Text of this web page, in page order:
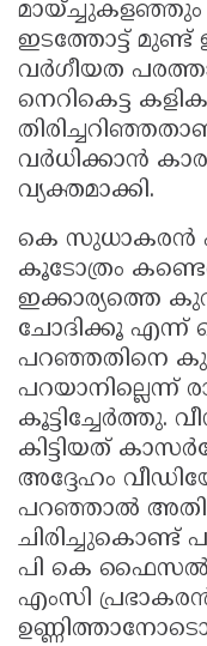
മായ്ച്ചുകളഞ്ഞും
ഇടത്തോട്ട് മുണ്ട്
വർഗീയത
നെറികെട്ട
വർധിക്കാൻ
വ്യക്തമാക്കി.
കെ സുധാകരൻ
കൂടോത്രം
ഇക്കാര്യത്തെ
ചോദിക്കൂ എന്ന്
പറഞ്ഞതിനെ
കൂട്ടിച്ചേർത്തു.
കിട്ടിയത്
അദ്ദേഹം
പറഞ്ഞാൽ
ചിരിച്ചുകൊണ്ട്
പി കെ
എംസി